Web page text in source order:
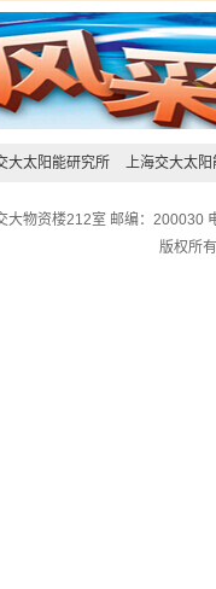
大太阳能研究所 上海交大太阳
大物资楼212室 邮编：
版权所